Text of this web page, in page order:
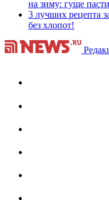
на зиму: гуще
3 лучших рецепта
без хлопот!